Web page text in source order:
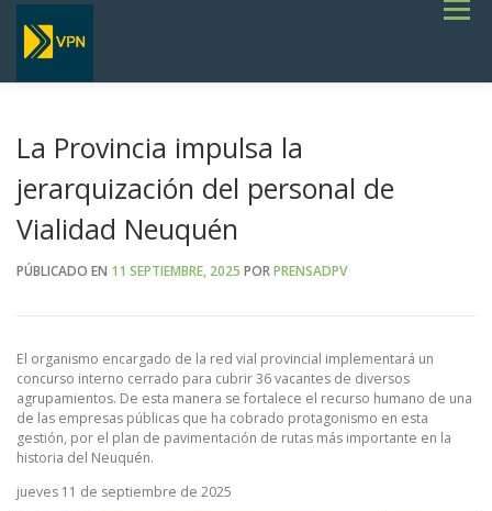
Saltar
contenido
Menú
SERVICIOS
GALERÍA
TERMINOS DE REFERENCIA GENERALES- OBRAS VIALES
La Provincia impulsa la
jerarquización del personal de
Vialidad Neuquén
PÚBLICADO EN 11 SEPTIEMBRE, 2025 PORPRENSADPV
El organismo encargado de la red vial provincial implementará un
concurso interno cerrado para cubrir 36 vacantes de diversos
agrupamientos. De esta manera se fortalece el recurso humano de una
de las empresas públicas que ha cobrado protagonismo en esta
gestión, por el plan de pavimentación de rutas más importante en la
historia del Neuquén.
jueves 11 de septiembre de 2025